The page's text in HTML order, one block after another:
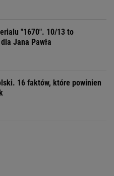
"1670". 10/13 to
Jana Pawła
16 faktów, które powinien